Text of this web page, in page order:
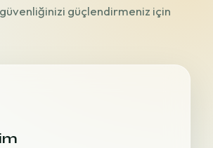
güçlendirmeniz için